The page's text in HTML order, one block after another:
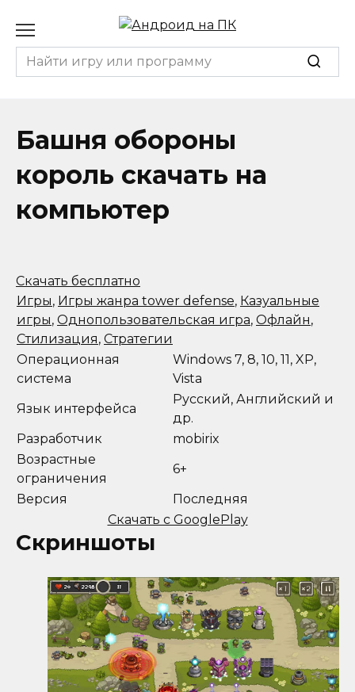
содержанию
Search
for:
Башня обороны
король скачать на
компьютер
Скачать бесплатно
Игры, Игры жанра tower defense, Казуальные
игры, Однопользовательская игра, Офлайн,
Стилизация, Стратегии
Операционная
система
Windows 7, 8, 10, 11, XP,
Vista
Язык интерфейса
Русский, Английский и
др.
Разработчик
mobirix
Возрастные
ограничения
6+
Версия
Последняя
Скачать с GooglePlay
Скриншоты